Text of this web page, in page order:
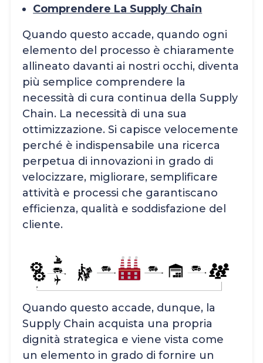
Comprendere La Supply Chain
Quando questo accade, quando ogni
elemento del processo è chiaramente
allineato davanti ai nostri occhi, diventa
più semplice comprendere la
necessità di cura continua della Supply
Chain. La necessità di una sua
ottimizzazione. Si capisce velocemente
perché è indispensabile una ricerca
perpetua di innovazioni in grado di
velocizzare, migliorare, semplificare
attività e processi che garantiscano
efficienza, qualità e soddisfazione del
cliente.
Quando questo accade, dunque, la
Supply Chain acquista una propria
dignità strategica e viene vista come
un elemento in grado di fornire un